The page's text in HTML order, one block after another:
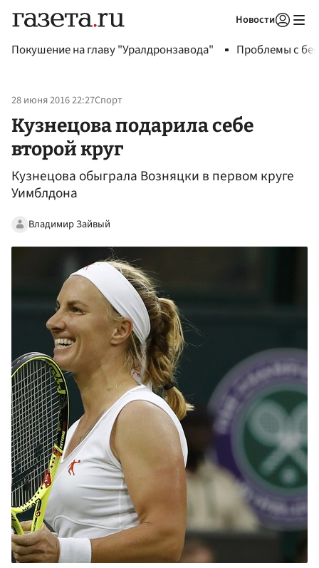
Новости
Покушение на главу "Уралдронзавода" Проблемы с
28 июня 2016 22:27Спорт
Кузнецова подарила себе
второй круг
Кузнецова обыграла Возняцки в первом круге
Уимблдона
Владимир Зайвый